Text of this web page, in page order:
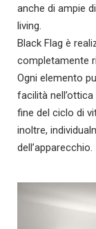
anche di ampie
living.
Black Flag è
completamente
Ogni elemento
facilità
fine del ciclo di
inoltre,
dell’apparecchio.